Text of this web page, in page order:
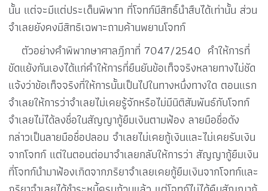
นั้น แต่จะมีแต่ประเด็นพิพาท ที่โจทก์มีสิทธิ์นำสืบได้เท่านั้น ส่วน
จำเลยยังคงมีสิทธิเฉพาะถามค้านพยานโจทก์
ตัวอย่างคำพิพากษาศาลฎีกาที่ 7047/2540 คำให้การที่
ขัดแย้งกันเองได้แก่คำให้การที่ยืนยันข้อเท็จจริงหลายทางไม่ชัด
แจ้งว่าข้อเท็จจริงที่ให้การนั้นเป็นไปในทางหนึ่งทางใด ตอนแรก
จำเลยให้การว่าจำเลยไม่เคยรู้จักหรือไม่มีนิติสัมพันธ์กับโจทก์
จำเลยไม่ได้ลงชื่อในสัญญากู้ยืมเงินตามฟ้อง ลายมือชื่อดัง
กล่าวเป็นลายมือชื่อปลอม จำเลยไม่เคยกู้เงินและไม่เคยรับเงิน
จากโจทก์ แต่ในตอนต่อมาจำเลยกลับให้การว่า สัญญากู้ยืมเงิน
ที่โจทก์นำมาฟ้องเกิดจากภริยาจำเลยเคยกู้ยืมเงินจากโจทก์และ